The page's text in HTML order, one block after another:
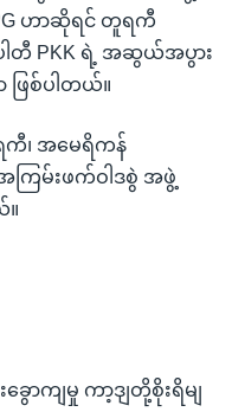
ဟာဆိုရင် တူရကီ
ါတီ PKK ရဲ့ အဆွယ်အပွား
ြစ်ပါတယ်။
၊ အမေရိကန်
ကြမ်းဖက်ဝါဒစွဲ အဖွဲ့
။
ောကျမှု ကာ့ဒျတို့စိုးရိမျ